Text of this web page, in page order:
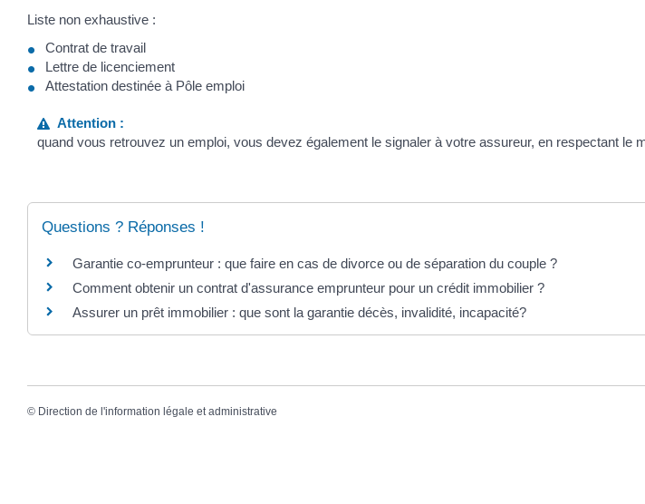
Liste non exhaustive :
Contrat de travail
Lettre de licenciement
Attestation destinée à Pôle emploi
Attention :
quand vous retrouvez un emploi, vous devez également le signaler à votre assureur, en respectant le
Questions ? Réponses !
Garantie co-emprunteur : que faire en cas de divorce ou de séparation du couple ?
Comment obtenir un contrat d'assurance emprunteur pour un crédit immobilier ?
Assurer un prêt immobilier : que sont la garantie décès, invalidité, incapacité?
© Direction de l'information légale et administrative